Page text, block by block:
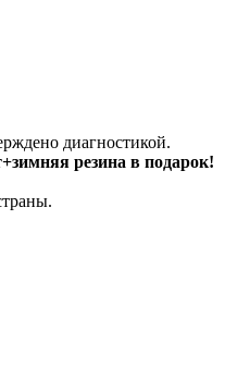
диагностикой.
резина в подарок!